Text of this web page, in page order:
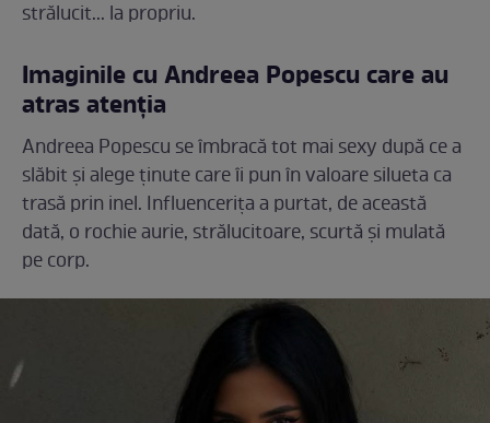
strălucit... la propriu.
Imaginile cu Andreea Popescu care au
atras atenția
Andreea Popescu se îmbracă tot mai sexy după ce a
slăbit și alege ținute care îi pun în valoare silueta ca
trasă prin inel. Influencerița a purtat, de această
dată, o rochie aurie, strălucitoare, scurtă și mulată
pe corp.